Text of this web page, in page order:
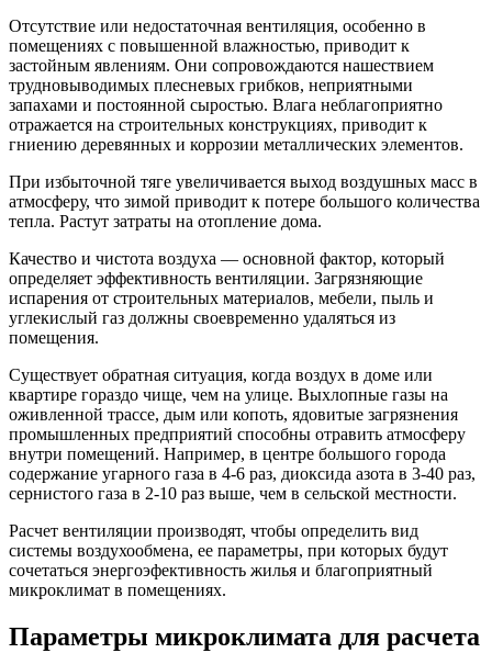
Отсутствие или недостаточная вентиляция, особенно в
помещениях с повышенной влажностью, приводит к
застойным явлениям. Они сопровождаются нашествием
трудновыводимых плесневых грибков, неприятными
запахами и постоянной сыростью. Влага неблагоприятно
отражается на строительных конструкциях, приводит к
гниению деревянных и коррозии металлических элементов.
При избыточной тяге увеличивается выход воздушных масс в
атмосферу, что зимой приводит к потере большого количества
тепла. Растут затраты на отопление дома.
Качество и чистота воздуха — основной фактор, который
определяет эффективность вентиляции. Загрязняющие
испарения от строительных материалов, мебели, пыль и
углекислый газ должны своевременно удаляться из
помещения.
Существует обратная ситуация, когда воздух в доме или
квартире гораздо чище, чем на улице. Выхлопные газы на
оживленной трассе, дым или копоть, ядовитые загрязнения
промышленных предприятий способны отравить атмосферу
внутри помещений. Например, в центре большого города
содержание угарного газа в 4-6 раз, диоксида азота в 3-40 раз,
сернистого газа в 2-10 раз выше, чем в сельской местности.
Расчет вентиляции производят, чтобы определить вид
системы воздухообмена, ее параметры, при которых будут
сочетаться энергоэфективность жилья и благоприятный
микроклимат в помещениях.
Параметры микроклимата для расчета